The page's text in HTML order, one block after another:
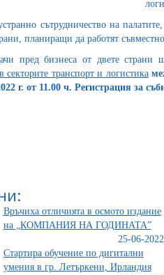
сътрудничество на
планиращи да работят
пред бизнеса от двете
секторите транспорт и логистика
г. от 11.00 ч. Регистрация за
Връчиха отличията в осмото издание
на „КОМПАНИЯ НА ГОДИНАТА”
25-06-2022
Стартира обучение по дигитални
умения в гр. Летъркени, Ирландия